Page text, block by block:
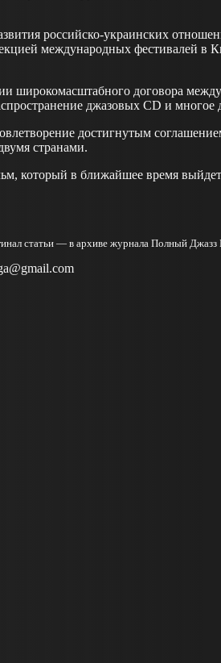
российско-украинских
международных фестивалей в
широкомасштабного договора
джазовых CD и многое
достигнутым
странами.
который в ближайшее время
статьи — в архиве журнала Полный